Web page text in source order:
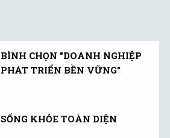
BÌNH CHỌN "DOANH NGHIỆP
PHÁT TRIỂN BỀN VỮNG"
SỐNG KHỎE TOÀN DIỆN